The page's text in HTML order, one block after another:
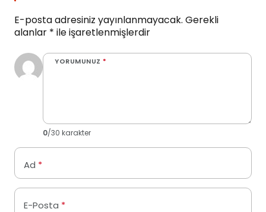
E-posta adresiniz yayınlanmayacak. Gerekli
alanlar * ile işaretlenmişlerdir
YORUMUNUZ *
0/30 karakter
Ad *
E-Posta *